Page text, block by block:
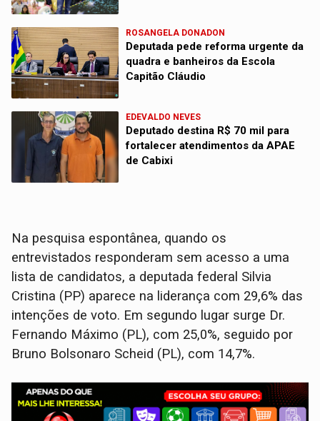
ROSANGELA DONADON
Deputada pede reforma urgente da
quadra e banheiros da Escola
Capitão Cláudio
EDEVALDO NEVES
Deputado destina R$ 70 mil para
fortalecer atendimentos da APAE
de Cabixi
Na pesquisa espontânea, quando os
entrevistados responderam sem acesso a uma
lista de candidatos, a deputada federal Silvia
Cristina (PP) aparece na liderança com 29,6% das
intenções de voto. Em segundo lugar surge Dr.
Fernando Máximo (PL), com 25,0%, seguido por
Bruno Bolsonaro Scheid (PL), com 14,7%.